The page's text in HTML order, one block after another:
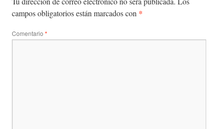
campos obligatorios están marcados con *
Comentario *